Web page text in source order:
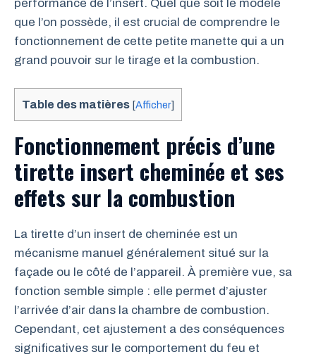
performance de l’insert. Quel que soit le modèle
que l’on possède, il est crucial de comprendre le
fonctionnement de cette petite manette qui a un
grand pouvoir sur le tirage et la combustion.
Table des matières [Afficher]
Fonctionnement précis d’une
tirette insert cheminée et ses
effets sur la combustion
La tirette d’un insert de cheminée est un
mécanisme manuel généralement situé sur la
façade ou le côté de l’appareil. À première vue, sa
fonction semble simple : elle permet d’ajuster
l’arrivée d’air dans la chambre de combustion.
Cependant, cet ajustement a des conséquences
significatives sur le comportement du feu et